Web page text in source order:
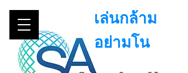
เล่นกล้าม
อย่ามโน